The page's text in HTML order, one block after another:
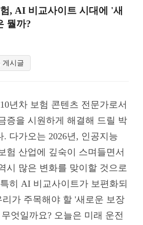
, AI 비교사이트 시대에 '새
뭘까?
게시글
년차 보험 콘텐츠 전문가로서
증을 시원하게 해결해 드릴 박
. 다가오는 2026년, 인공지능
험 산업에 깊숙이 스며들면서
시 많은 변화를 맞이할 것으로
히 AI 비교사이트가 보편화되
가 주목해야 할 '새로운 보장
엇일까요? 오늘은 미래 운전